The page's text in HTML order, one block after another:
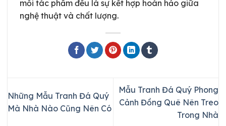
mỗi tác phẩm đều là sự kết hợp hoàn hảo giữa
nghệ thuật và chất lượng.
Những Mẫu Tranh Đá Quý
Mà Nhà Nào Cũng Nên Có
Mẫu Tranh Đá Quý Phong
Cảnh Đồng Quê Nên Treo
Trong Nhà